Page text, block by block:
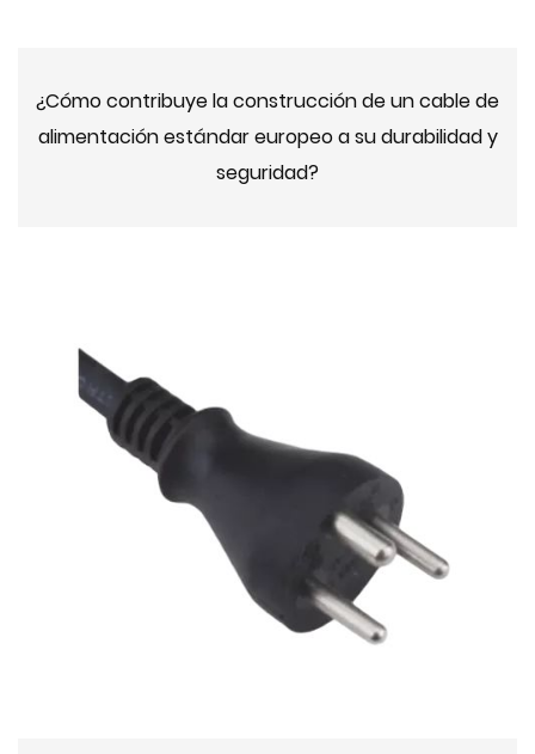
¿Cómo contribuye la construcción de un cable de
alimentación estándar europeo a su durabilidad y
seguridad?